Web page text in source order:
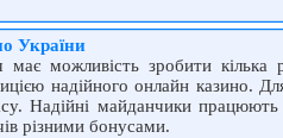
України
має можливість зробити
надійного онлайн казино.
Надійні майданчики
різними бонусами.